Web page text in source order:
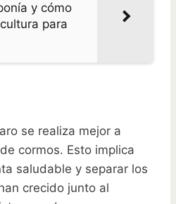
y cómo
para
se realiza mejor a
cormos. Esto implica
saludable y separar los
crecido junto al